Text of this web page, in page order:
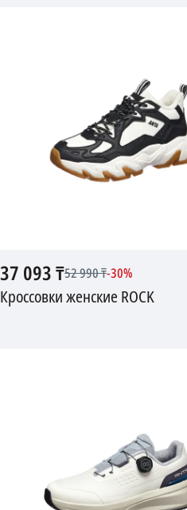
37 093₸52 990₸-30%
Кроссовки женские ROCK